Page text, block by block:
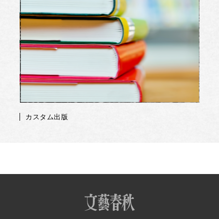
カスタム出版